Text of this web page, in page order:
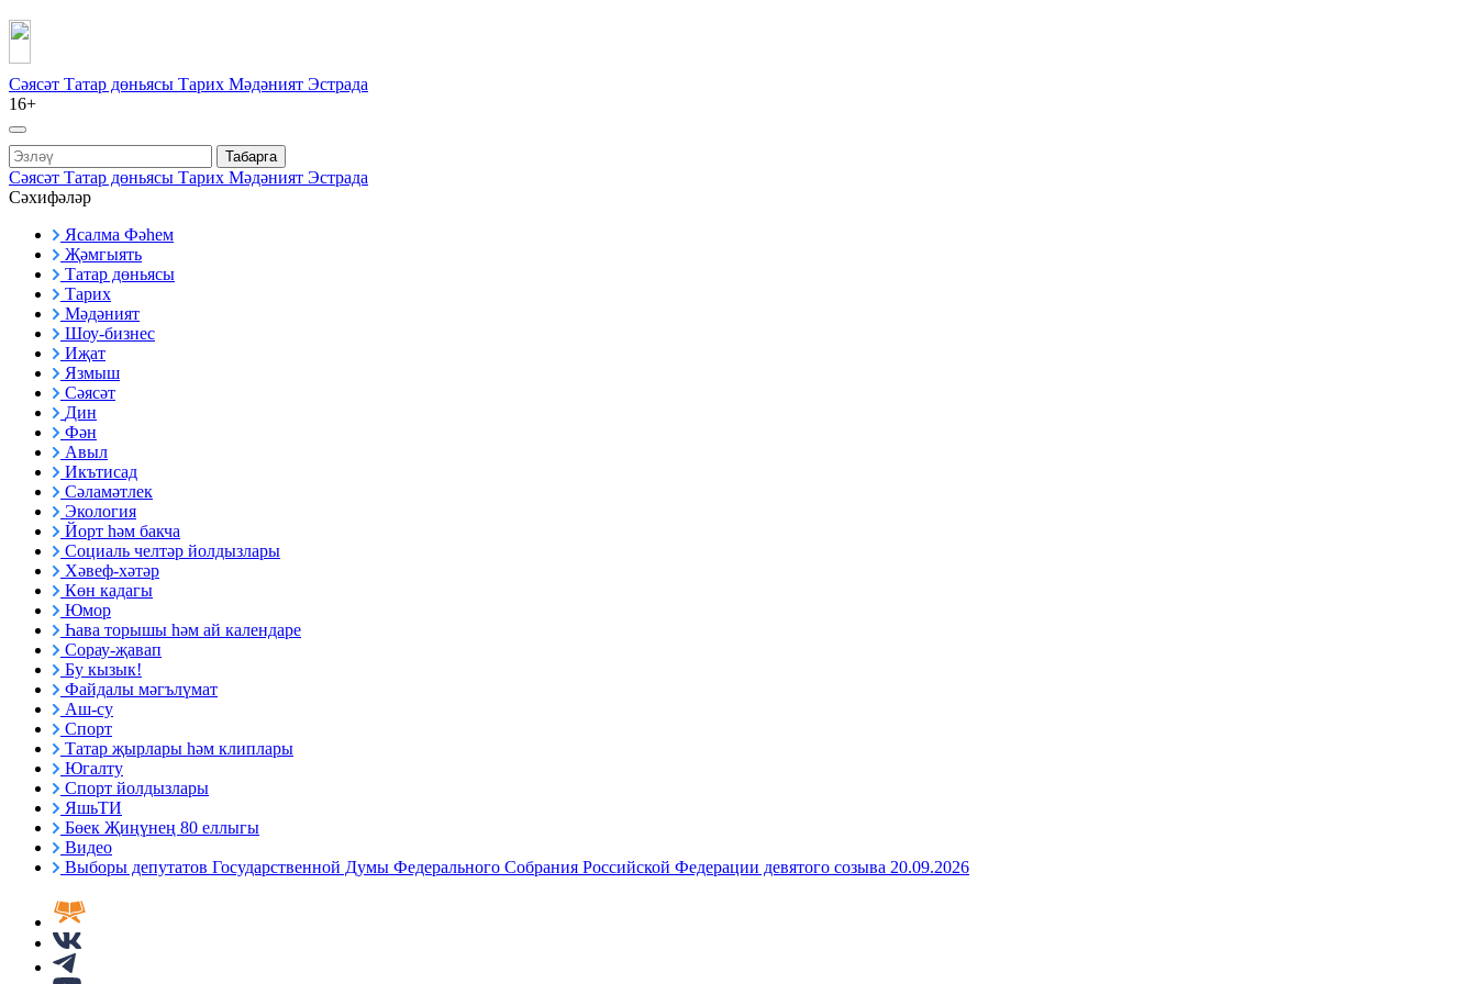
Сәясәт Татар дөньясы Тарих Мәдәният Эстрада
16+
Табарга
Сәясәт Татар дөньясы Тарих Мәдәният Эстрада
Сәхифәләр
Ясалма Фәһем
Җәмгыять
Татар дөньясы
Тарих
Мәдәният
Шоу-бизнес
Иҗат
Язмыш
Сәясәт
Дин
Фән
Авыл
Икътисад
Сәламәтлек
Экология
Йорт һәм бакча
Социаль челтәр йолдызлары
Хәвеф-хәтәр
Көн кадагы
Юмор
Һава торышы һәм ай календаре
Сорау-җавап
Бу кызык!
Файдалы мәгълүмат
Аш-су
Спорт
Татар җырлары һәм клиплары
Югалту
Спорт йолдызлары
ЯшьТИ
Бөек Җиңүнең 80 еллыгы
Видео
Выборы депутатов Государственной Думы Федерального Собрания Российской Федерации девятого созыва 20.09.2026